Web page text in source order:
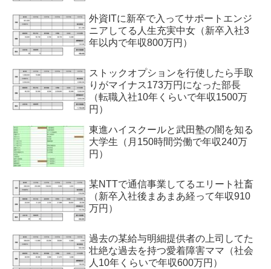
外資ITに新卒で入ってサポートエンジ
ニアしてる人生充実中女（新卒入社3
年以内で年収800万円）
ストックオプションを行使したら手取
りがマイナス173万円になった部長
（転職入社10年くらいで年収1500万
円）
東進ハイスクールと武田塾の闇を知る
大学生（月150時間労働で年収240万
円）
某NTTで通信事業してるエリート社畜
（新卒入社後まあまあ経って年収910
万円）
過去の某給与明細提供者の上司してた
壮絶な過去を持つ愛着障害ママ（社会
人10年くらいで年収600万円）